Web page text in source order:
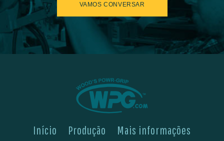
VAMOS CONVERSAR
Início Produção
Mais informações